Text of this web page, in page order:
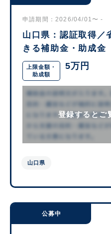
申請期間：2026/04/01〜 -
山口県：認証取得／
きる補助金・助成金
上限金額・
助成額
5万円
登録するとご
山口県
公募中